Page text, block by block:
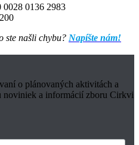
0028 0136 2983
ste našli chybu? Napíšte nám!
o plánovaných aktivitách a
noviniek a informácií zboru Cirkvi